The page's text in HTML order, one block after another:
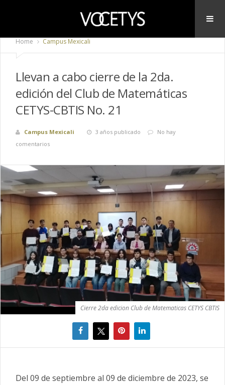
Home Campus Mexicali
Llevan a cabo cierre de la 2da.
edición del Club de Matemáticas
CETYS-CBTIS No. 21
Campus Mexicali 3 años publicado
No hay
comentarios
Cierre 2da edicion Club de Matematicas CETYS CBTIS
Del 09 de septiembre al 09 de diciembre de 2023, se